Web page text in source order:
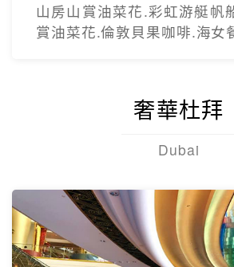
山房山賞油菜花.彩虹游艇帆
賞油菜花.倫敦貝果咖啡.海女
奢華杜拜
Dubai